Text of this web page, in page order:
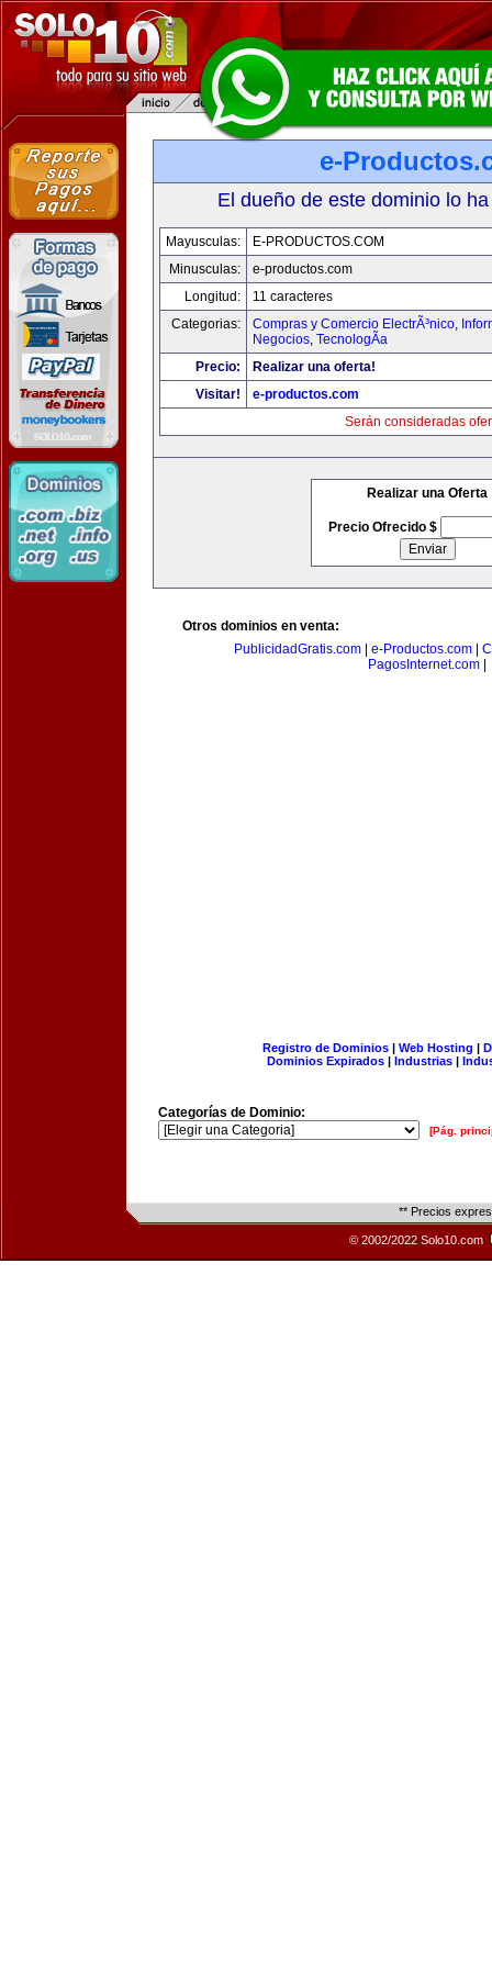
e-
El dueño de este dominio lo
Mayusculas:
E-PRODUCTOS.COM
Minusculas:
e-productos.com
Longitud:
11 caracteres
Categorias:
Compras y Comercio ElectrÃ³nico,
Negocios, TecnologÃ­a
Precio:
Realizar una oferta!
Visitar!
e-productos.com
Serán consideradas
Realizar una Oferta
Precio Ofrecido $
Otros dominios en venta:
PublicidadGratis.com
e-Productos.com
PagosInternet.com
Registro de Dominios| Web Hosting |
Dominios Expirados | Industrias |
Categorías de Dominio:
[Pág.
** Precios
© 2002/2022 Solo10.com